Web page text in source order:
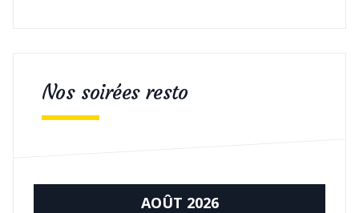
Nos soirées resto
AOÛT 2026